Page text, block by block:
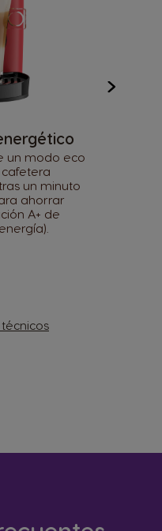
un modo eco
un minuto
ahorrar
A+ de